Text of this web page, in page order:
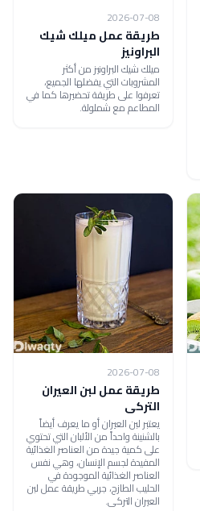
2026-07-08
طريقة عمل ميلك شيك
البراونيز
ميلك شيك البراونيز من أكثر
المشروبات التي يفضلها الجميع،
تعرفوا على طريقة تحضيرها كما في
المطاعم مع شملولة.
2026-07-08
طريقة عمل لبن العيران
التركى
يعتبر لبن العيران أو ما يعرف أيضاً
بالشنينة واحداً من الألبان التي تحتوي
على كمية جيدة من العناصر الغذائية
المفيدة لجسم الإنسان، وهي نفس
العناصر الغذائية الموجودة في
الحليب الطازج، جربي طريقة عمل لبن
العيران التركى.